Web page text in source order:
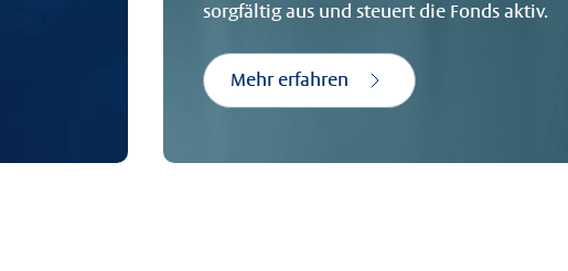
sorgfältig aus und steuert die Fonds aktiv.
Mehr erfahren